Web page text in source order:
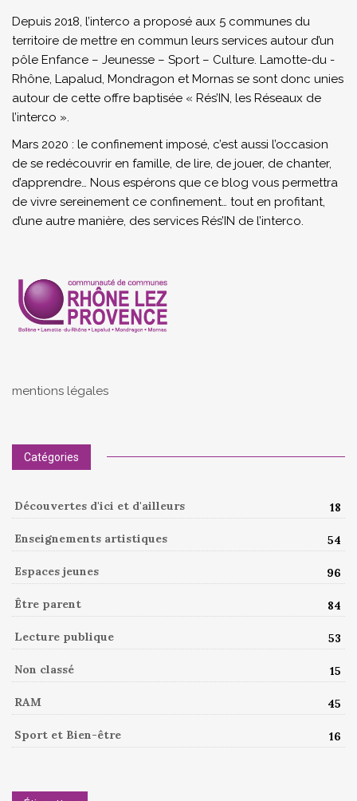
Depuis 2018, l’interco a proposé aux 5 communes du
territoire de mettre en commun leurs services autour d’un
pôle Enfance – Jeunesse – Sport – Culture. Lamotte-du -
Rhône, Lapalud, Mondragon et Mornas se sont donc unies
autour de cette offre baptisée « Rés’IN, les Réseaux de
l’interco ».
Mars 2020 : le confinement imposé, c’est aussi l’occasion
de se redécouvrir en famille, de lire, de jouer, de chanter,
d’apprendre… Nous espérons que ce blog vous permettra
de vivre sereinement ce confinement… tout en profitant,
d’une autre manière, des services Rés’IN de l’interco.
mentions légales
Catégories
Découvertes d'ici et d'ailleurs 18
Enseignements artistiques 54
Espaces jeunes 96
Être parent 84
Lecture publique 53
Non classé 15
RAM 45
Sport et Bien-être 16